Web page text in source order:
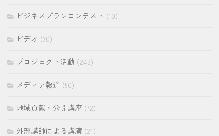
ビジネスプランコンテスト (10)
ビデオ (30)
プロジェクト活動 (248)
メディア報道 (50)
地域貢献・公開講座 (72)
外部講師による講演 (21)